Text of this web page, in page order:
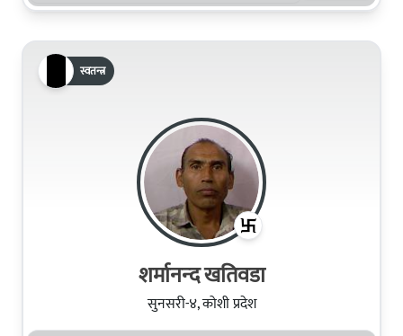
स्वतन्त्र
शर्मानन्‍द खतिवडा
सुनसरी-४, कोशी प्रदेश